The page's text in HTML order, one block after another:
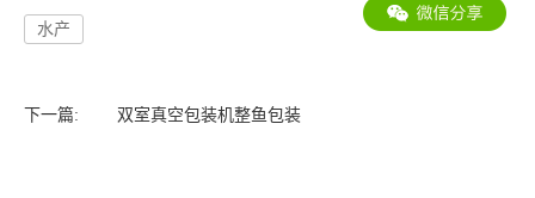
水产
下一篇: 双室真空包装机整鱼包装